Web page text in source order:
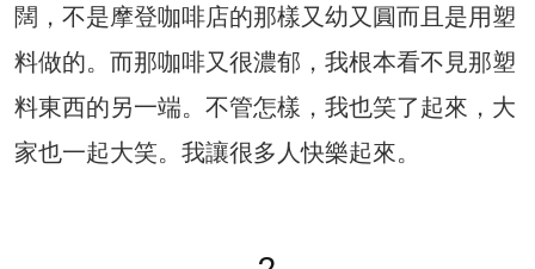
闊，不是摩登咖啡店的那樣又幼又圓而且是用塑
料做的。而那咖啡又很濃郁，我根本看不見那塑
料東西的另一端。不管怎樣，我也笑了起來，大
家也一起大笑。我讓很多人快樂起來。